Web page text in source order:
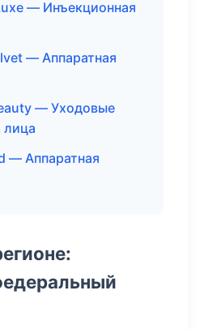
— Инъекционная
— Аппаратная
— Уходовые
лица
— Аппаратная